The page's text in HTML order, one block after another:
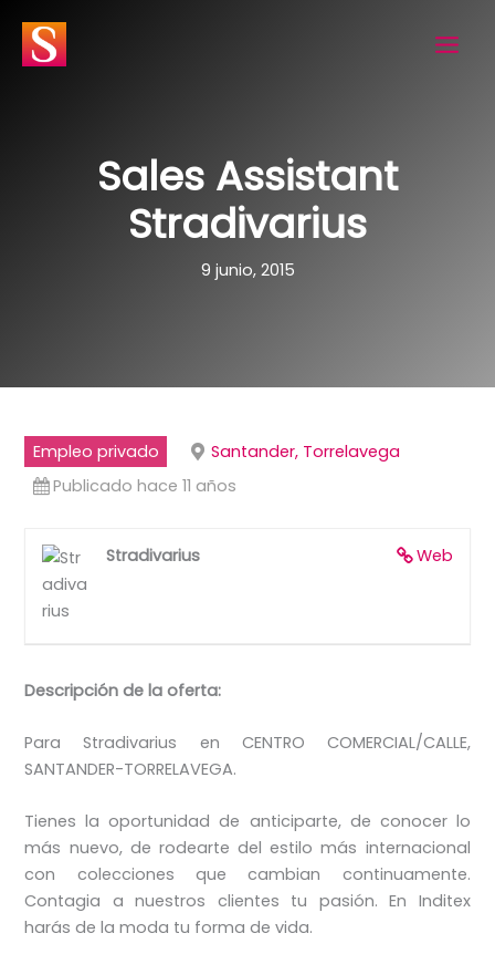
contenido
Sales Assistant
Stradivarius
9 junio, 2015
Empleo privado
Santander, Torrelavega
Publicado hace 11 años
Web
Stradivarius
Descripción de la oferta:
Para Stradivarius en CENTRO COMERCIAL/CALLE,
SANTANDER-TORRELAVEGA.
Tienes la oportunidad de anticiparte, de conocer lo
más nuevo, de rodearte del estilo más internacional
con colecciones que cambian continuamente.
Contagia a nuestros clientes tu pasión. En Inditex
harás de la moda tu forma de vida.